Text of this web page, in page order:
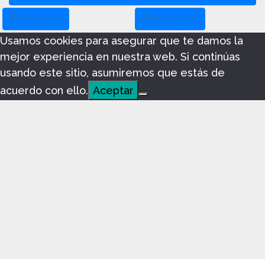
Facebook Instagram
Usamos cookies para asegurar que te damos la
mejor experiencia en nuestra web. Si continúas
usando este sitio, asumiremos que estás de
acuerdo con ello. Aceptar